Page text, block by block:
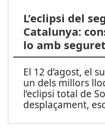
L’eclipsi del
Catalunya:
lo amb
El 12 d’agost, el
un dels millors
l’eclipsi total de
desplaçament,